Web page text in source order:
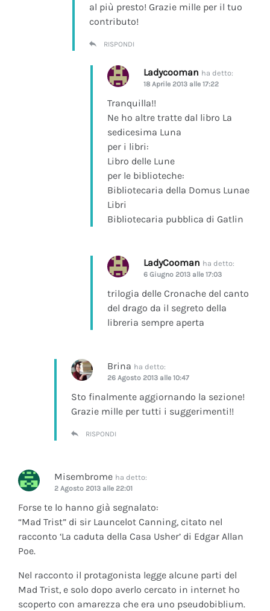
al più presto! Grazie mille per il tuo
contributo!
RISPONDI
Ladycooman ha detto:
18 Aprile 2013 alle 17:22
Tranquilla!!
Ne ho altre tratte dal libro La
sedicesima Luna
per i libri:
Libro delle Lune
per le biblioteche:
Bibliotecaria della Domus Lunae
Libri
Bibliotecaria pubblica di Gatlin
LadyCooman ha detto:
6 Giugno 2013 alle 17:03
trilogia delle Cronache del canto
del drago da il segreto della
libreria sempre aperta
Brina ha detto:
26 Agosto 2013 alle 10:47
Sto finalmente aggiornando la sezione!
Grazie mille per tutti i suggerimenti!!
RISPONDI
Misembrome ha detto:
2 Agosto 2013 alle 22:01
Forse te lo hanno già segnalato:
“Mad Trist” di sir Launcelot Canning, citato nel
racconto ‘La caduta della Casa Usher’ di Edgar Allan
Poe.
Nel racconto il protagonista legge alcune parti del
Mad Trist, e solo dopo averlo cercato in internet ho
scoperto con amarezza che era uno pseudobiblium.